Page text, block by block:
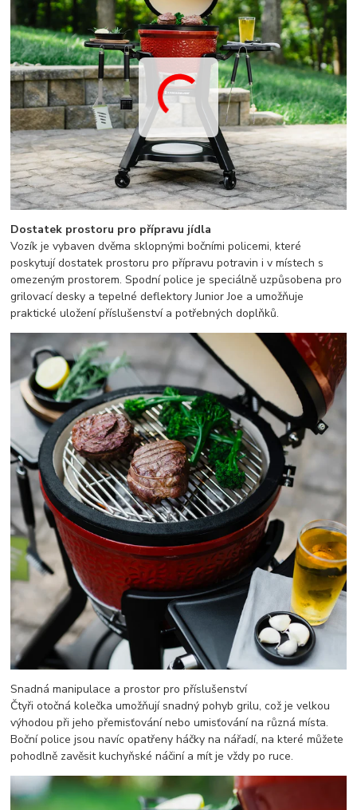
Dostatek prostoru pro přípravu jídla
Vozík je vybaven dvěma sklopnými bočními policemi, které
poskytují dostatek prostoru pro přípravu potravin i v místech s
omezeným prostorem. Spodní police je speciálně uzpůsobena pro
grilovací desky a tepelné deflektory Junior Joe a umožňuje
praktické uložení příslušenství a potřebných doplňků.
Snadná manipulace a prostor pro příslušenství
Čtyři otočná kolečka umožňují snadný pohyb grilu, což je velkou
výhodou při jeho přemisťování nebo umisťování na různá místa.
Boční police jsou navíc opatřeny háčky na nářadí, na které můžete
pohodlně zavěsit kuchyňské náčiní a mít je vždy po ruce.